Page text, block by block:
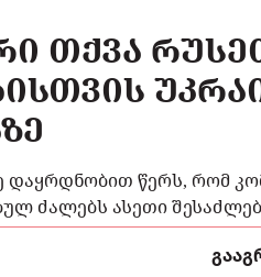
ᲗᲥᲕᲐ
დაყრდნობით წერს, რომ
ძალებს ასეთი